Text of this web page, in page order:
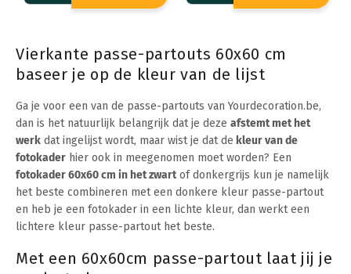
Vierkante passe-partouts 60x60 cm
baseer je op de kleur van de lijst
Ga je voor een van de passe-partouts van Yourdecoration.be,
dan is het natuurlijk belangrijk dat je deze afstemt met het
werk dat ingelijst wordt, maar wist je dat de kleur van de
fotokader hier ook in meegenomen moet worden? Een
fotokader 60x60 cm in het zwartof donkergrijs kun je namelijk
het beste combineren met een donkere kleur passe-partout
en heb je een fotokader in een lichte kleur, dan werkt een
lichtere kleur passe-partout het beste.
Met een 60x60cm passe-partout laat jij je